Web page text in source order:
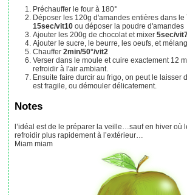
Préchauffer le four à 180°
Déposer les 120g d'amandes entières dans
15sec/vit10ou déposer la poudre d'amandes
Ajouter les 200g de chocolat et mixer5sec/
Ajouter le sucre, le beurre, les oeufs, et
Chauffer2min/50°/vit2
Verser dans le moule et cuire exactement 12 min puis laisser
refroidir à l'air ambiant.
Ensuite faire durcir au frigo, on peut le laisser dans le moule car il
est fragile, ou démouler délicatement.
Notes
l’idéal est de le préparer la veille…sauf en hiver où le gâteau peut
refroidir plus rapidement à l’extérieur…
Miam miam